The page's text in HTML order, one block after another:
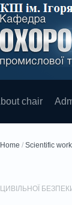
chair
Home / Scientific work
ЦИВІЛЬНОЇ